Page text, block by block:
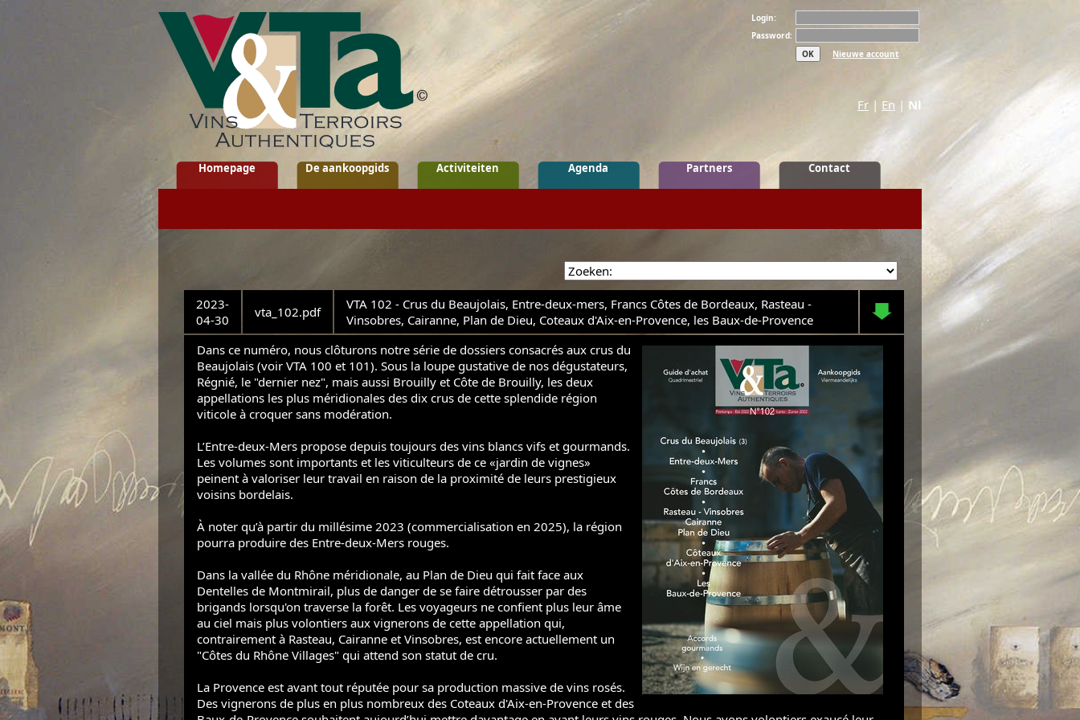
Login:
Password:
Nieuwe account
Fr | En | Nl
Homepage De aankoopgids Activiteiten Agenda Partners Contact
2023-
04-30
vta_102.pdf
VTA 102 - Crus du Beaujolais, Entre-deux-mers, Francs Côtes de Bordeaux, Rasteau -
Vinsobres, Cairanne, Plan de Dieu, Coteaux d'Aix-en-Provence, les Baux-de-Provence
Dans ce numéro, nous clôturons notre série de dossiers consacrés aux crus du
Beaujolais (voir VTA 100 et 101). Sous la loupe gustative de nos dégustateurs,
Régnié, le "dernier nez", mais aussi Brouilly et Côte de Brouilly, les deux
appellations les plus méridionales des dix crus de cette splendide région
viticole à croquer sans modération.
L’Entre-deux-Mers propose depuis toujours des vins blancs vifs et gourmands.
Les volumes sont importants et les viticulteurs de ce «jardin de vignes»
peinent à valoriser leur travail en raison de la proximité de leurs prestigieux
voisins bordelais.
À noter qu’à partir du millésime 2023 (commercialisation en 2025), la région
pourra produire des Entre-deux-Mers rouges.
Dans la vallée du Rhône méridionale, au Plan de Dieu qui fait face aux
Dentelles de Montmirail, plus de danger de se faire détrousser par des
brigands lorsqu'on traverse la forêt. Les voyageurs ne confient plus leur âme
au ciel mais plus volontiers aux vignerons de cette appellation qui,
contrairement à Rasteau, Cairanne et Vinsobres, est encore actuellement un
"Côtes du Rhône Villages" qui attend son statut de cru.
La Provence est avant tout réputée pour sa production massive de vins rosés.
Des vignerons de plus en plus nombreux des Coteaux d'Aix-en-Provence et des